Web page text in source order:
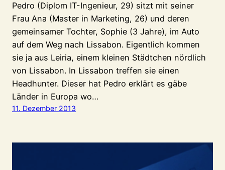
Pedro (Diplom IT-Ingenieur, 29) sitzt mit seiner
Frau Ana (Master in Marketing, 26) und deren
gemeinsamer Tochter, Sophie (3 Jahre), im Auto
auf dem Weg nach Lissabon. Eigentlich kommen
sie ja aus Leiria, einem kleinen Städtchen nördlich
von Lissabon. In Lissabon treffen sie einen
Headhunter. Dieser hat Pedro erklärt es gäbe
Länder in Europa wo…
11. Dezember 2013